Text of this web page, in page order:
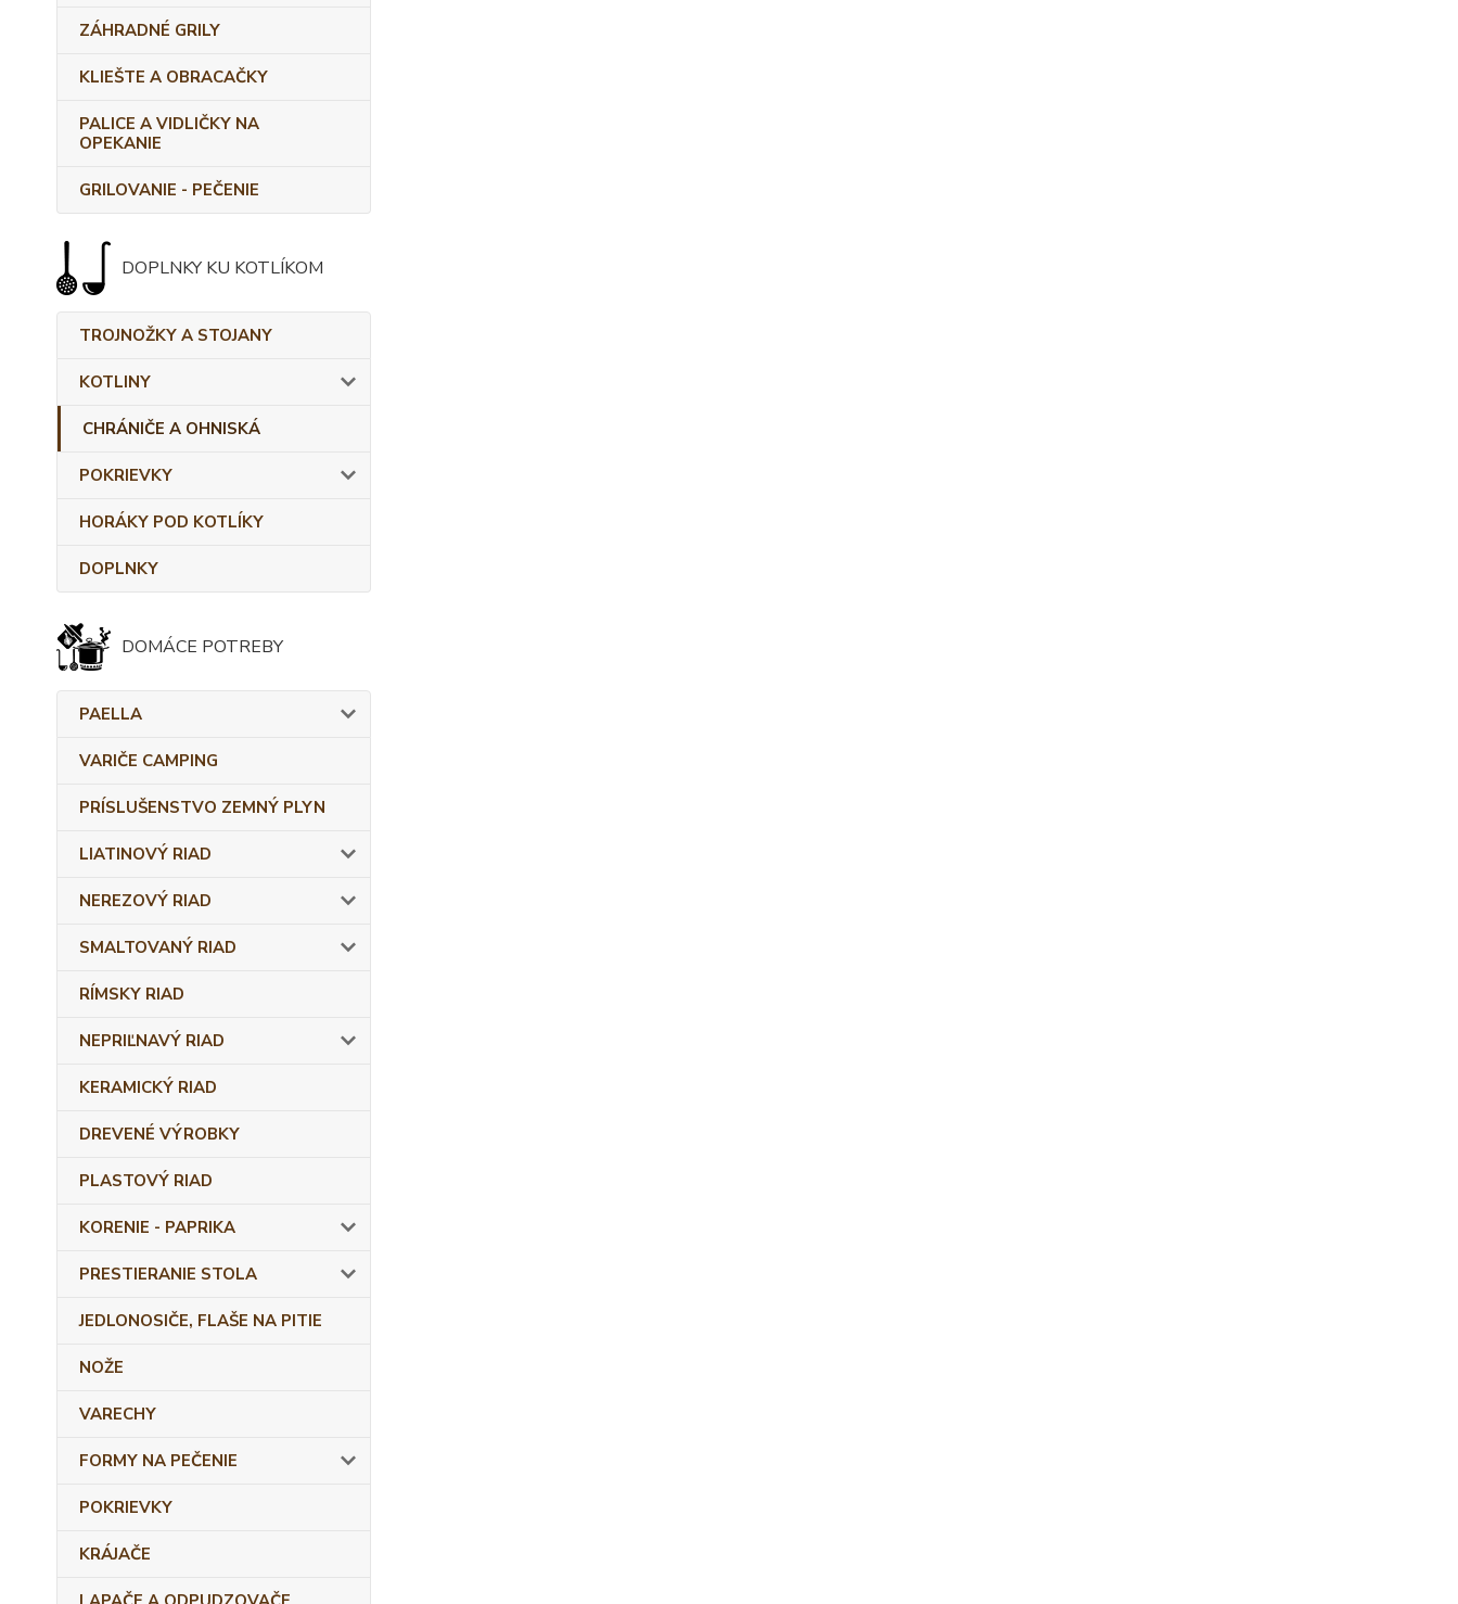
ZÁHRADNÉ GRILY
KLIEŠTE A OBRACAČKY
PALICE A VIDLIČKY NA
OPEKANIE
GRILOVANIE - PEČENIE
DOPLNKY KU KOTLÍKOM
TROJNOŽKY A STOJANY
KOTLINY
CHRÁNIČE A OHNISKÁ
POKRIEVKY
HORÁKY POD KOTLÍKY
DOPLNKY
DOMÁCE POTREBY
PAELLA
VARIČE CAMPING
PRÍSLUŠENSTVO ZEMNÝ PLYN
LIATINOVÝ RIAD
NEREZOVÝ RIAD
SMALTOVANÝ RIAD
RÍMSKY RIAD
NEPRIĽNAVÝ RIAD
KERAMICKÝ RIAD
DREVENÉ VÝROBKY
PLASTOVÝ RIAD
KORENIE - PAPRIKA
PRESTIERANIE STOLA
JEDLONOSIČE, FLAŠE NA PITIE
NOŽE
VARECHY
FORMY NA PEČENIE
POKRIEVKY
KRÁJAČE